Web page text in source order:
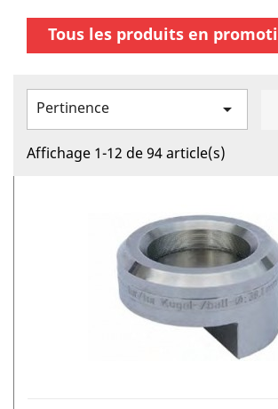
Tous les produits en
Pertinence 
Affichage 1-12 de 94 article(s)